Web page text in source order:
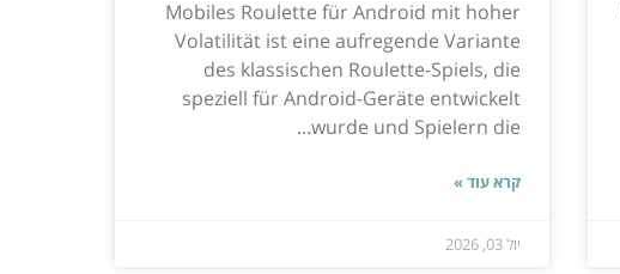
Mobiles Roulette für Android mit hoher
Volatilität ist eine aufregende Variante
des klassischen Roulette-Spiels, die
speziell für Android-Geräte entwickelt
wurde und Spielern die...
קרא עוד »
יול 03, 2026